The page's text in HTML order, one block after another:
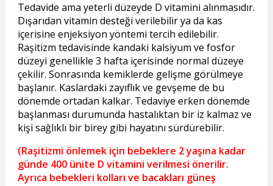
Tedavide ama yeterli düzeyde D vitamini alınmasıdır.
Dışarıdan vitamin desteği verilebilir ya da kas
içerisine enjeksiyon yöntemi tercih edilebilir.
Raşitizm tedavisinde kandaki kalsiyum ve fosfor
düzeyi genellikle 3 hafta içerisinde normal düzeye
çekilir. Sonrasında kemiklerde gelişme görülmeye
başlanır. Kaslardaki zayıflık ve gevşeme de bu
dönemde ortadan kalkar. Tedaviye erken dönemde
başlanması durumunda hastalıktan bir iz kalmaz ve
kişi sağlıklı bir birey gibi hayatını sürdürebilir.
(Raşitizmi önlemek için bebeklere 2 yaşına kadar
günde 400 ünite D vitamini verilmesi önerilir.
Ayrıca bebekleri kolları ve bacakları güneş